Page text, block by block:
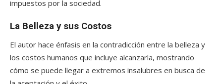
impuestos por la sociedad.
La Belleza y sus Costos
El autor hace énfasis en la contradicción entre la belleza y
los costos humanos que incluye alcanzarla, mostrando
cómo se puede llegar a extremos insalubres en busca de